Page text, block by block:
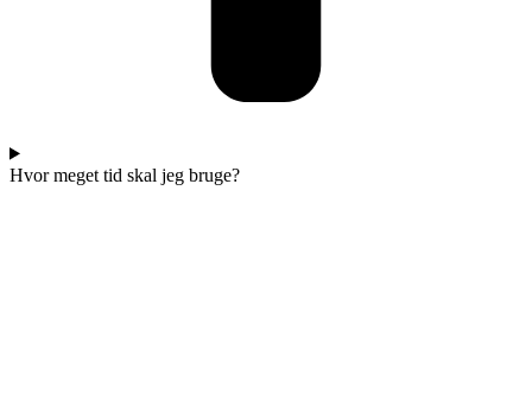
Hvor meget tid skal jeg bruge?